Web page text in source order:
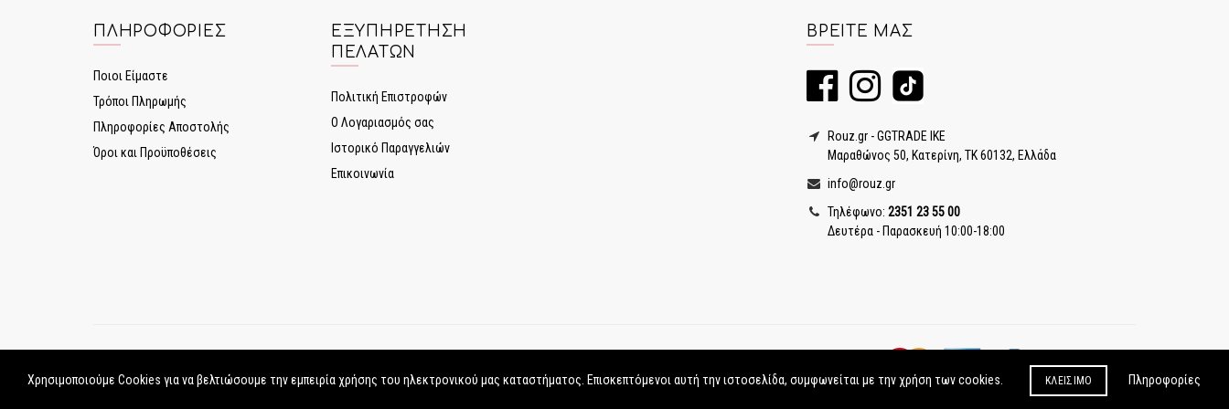
ΠΛΗΡΟΦΟΡΊΕΣ
Ποιοι Είμαστε
Τρόποι Πληρωμής
Πληροφορίες Αποστολής
Όροι και Προϋποθέσεις
ΕΞΥΠΗΡΈΤΗΣΗ
ΠΕΛΑΤΏΝ
Πολιτική Επιστροφών
Ο Λογαριασμός σας
Ιστορικό Παραγγελιών
Επικοινωνία
ΒΡΕΊΤΕ ΜΑΣ
Rouz.gr - GGTRADE IKE
Μαραθώνος 50, Κατερίνη, ΤΚ 60132, Ελλάδα
info@rouz.gr
Τηλέφωνο: 2351 23 55 00
Δευτέρα - Παρασκευή 10:00-18:00
Χρησιμοποιούμε Cookies για να βελτιώσουμε την εμπειρία χρήσης του ηλεκτρονικού μας καταστήματος. Επισκεπτόμενοι αυτή την ιστοσελίδα, συμφωνείται με την χρήση των cookies.
ΚΛΕΊΣΙΜΟ Πληροφορίες